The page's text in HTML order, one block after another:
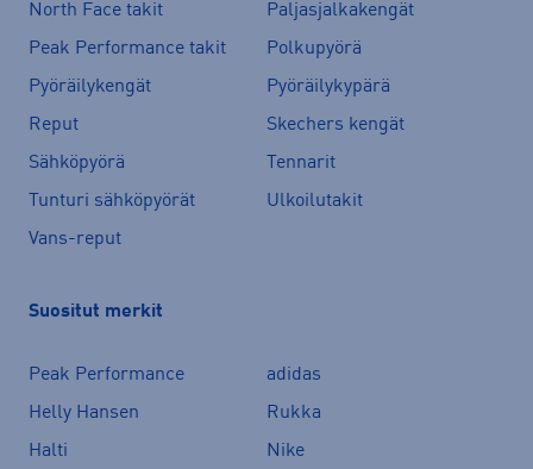
North Face takit
Paljasjalkakengät
Peak Performance takit
Polkupyörä
Pyöräilykengät
Pyöräilykypärä
Reput
Skechers kengät
Sähköpyörä
Tennarit
Tunturi sähköpyörät
Ulkoilutakit
Vans-reput
Suositut merkit
Peak Performance
adidas
Helly Hansen
Rukka
Halti
Nike